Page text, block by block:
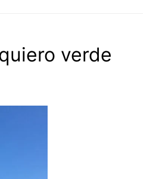
verde